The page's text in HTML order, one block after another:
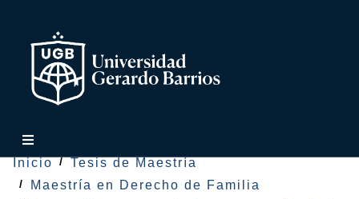
Inicio
Tesis de Maestría
Maestría en Derecho de Familia